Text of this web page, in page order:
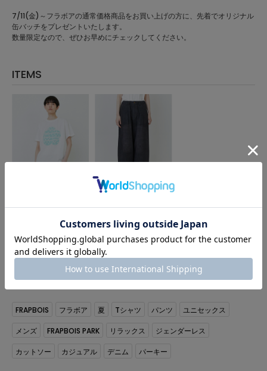
7/11(金)～フラボアの通常価格商品をお買い上げの方に、先着でオリジナル
缶バッチをプレゼントいたします。
数量限定なので、ぜひお早めにチェックしてください。
ITEMS
ドットパーキーT
¥5,940
FRAPBOIS
SPモーメントデニム パ
¥9,405
55%OFF
KEYWORD
FRAPBOIS フラボア 夏 Tシャツ パンツ ユニセックス
メンズ FRAPBOIS PARK リラックス ジェンダーレス
カットソー カジュアル デニム パーキー